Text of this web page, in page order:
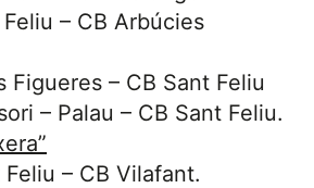
– CB Arbúcies
– CB Sant Feliu
– Palau – CB Sant Feliu.
– CB Vilafant.